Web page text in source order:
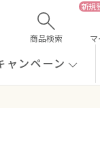
商品検索
ャンペーン